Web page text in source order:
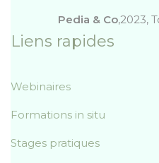
Pedia & Co,2023,
Liens rapides
Webinaires
Formations in situ
Stages pratiques